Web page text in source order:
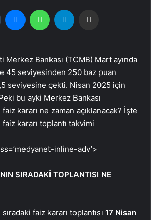
Tumblr MessengerWhatsApp
Bankası (TCMB) Mart ayında
45 seviyesinden 250 baz puan
seviyesine çekti. Nisan 2025 için
bu ayki Merkez Bankası
kararı ne zaman açıklanacak? İşte
faiz kararı toplantı takvimi
inline-adv’>
SIRADAKİ TOPLANTISI NE
sıradaki faiz kararı toplantısı 17 Nisan